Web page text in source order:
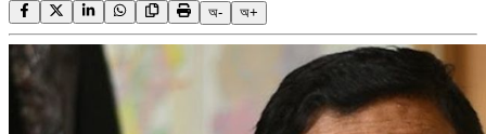
অ- অ+